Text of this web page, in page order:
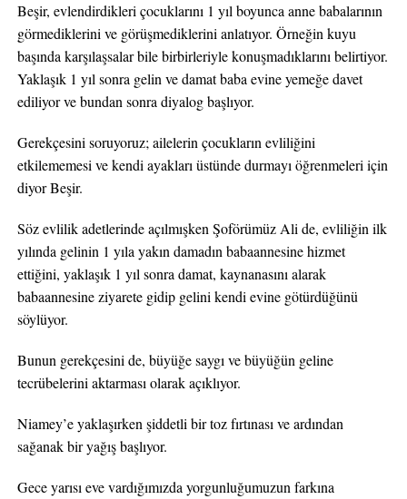
Beşir, evlendirdikleri çocuklarını 1 yıl boyunca anne babalarının
görmediklerini ve görüşmediklerini anlatıyor. Örneğin kuyu
başında karşılaşsalar bile birbirleriyle konuşmadıklarını belirtiyor.
Yaklaşık 1 yıl sonra gelin ve damat baba evine yemeğe davet
ediliyor ve bundan sonra diyalog başlıyor.
Gerekçesini soruyoruz; ailelerin çocukların evliliğini
etkilememesi ve kendi ayakları üstünde durmayı öğrenmeleri için
diyor Beşir.
Söz evlilik adetlerinde açılmışken Şoförümüz Ali de, evliliğin ilk
yılında gelinin 1 yıla yakın damadın babaannesine hizmet
ettiğini, yaklaşık 1 yıl sonra damat, kaynanasını alarak
babaannesine ziyarete gidip gelini kendi evine götürdüğünü
söylüyor.
Bunun gerekçesini de, büyüğe saygı ve büyüğün geline
tecrübelerini aktarması olarak açıklıyor.
Niamey’e yaklaşırken şiddetli bir toz fırtınası ve ardından
sağanak bir yağış başlıyor.
Gece yarısı eve vardığımızda yorgunluğumuzun farkına